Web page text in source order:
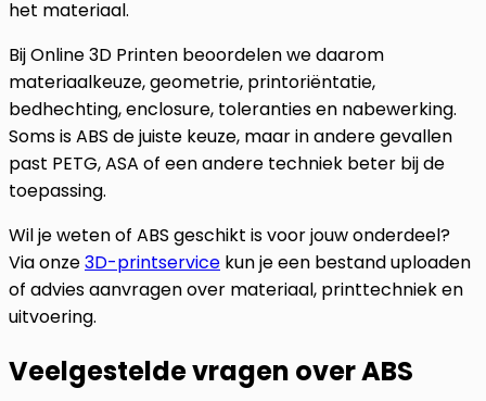
het materiaal.
Bij Online 3D Printen beoordelen we daarom
materiaalkeuze, geometrie, printoriëntatie,
bedhechting, enclosure, toleranties en nabewerking.
Soms is ABS de juiste keuze, maar in andere gevallen
past PETG, ASA of een andere techniek beter bij de
toepassing.
Wil je weten of ABS geschikt is voor jouw onderdeel?
Via onze3D-printservice kun je een bestand uploaden
of advies aanvragen over materiaal, printtechniek en
uitvoering.
Veelgestelde vragen over ABS